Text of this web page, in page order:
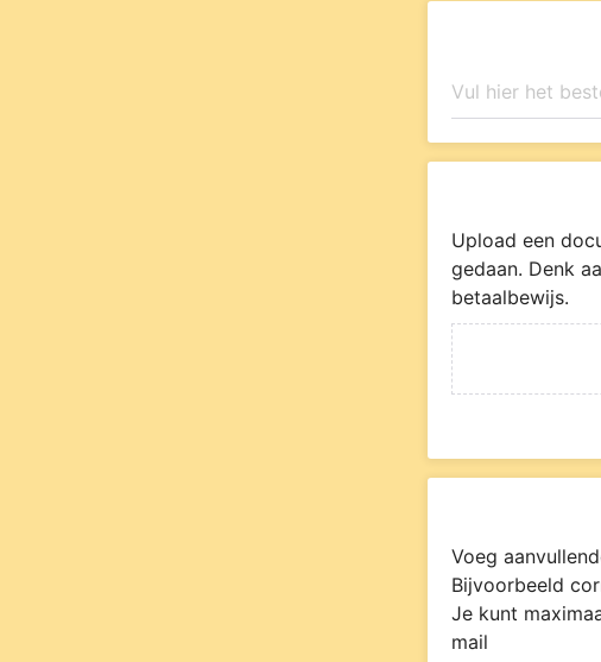
Upload een
gedaan. Denk
betaalbewijs.
Voeg
Bijvoorbeeld
Je kunt
mail